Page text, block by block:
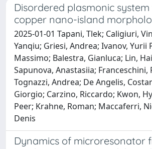
Disordered plasmonic
copper nano-island
2025-01-01 Tapani, Tlek; Caligiuri,
Yanqiu; Griesi, Andrea; Ivanov, Yurii
Massimo; Balestra, Gianluca; Lin,
Sapunova, Anastasiia; Franceschini,
Tognazzi, Andrea; De Angelis,
Giorgio; Carzino, Riccardo; Kwon,
Peer; Krahne, Roman; Maccaferri,
Denis
Dynamics of microresonator